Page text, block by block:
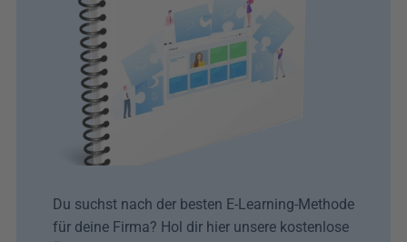
Du suchst nach der besten E-Learning-Methode
für deine Firma? Hol dir hier unsere kostenlose